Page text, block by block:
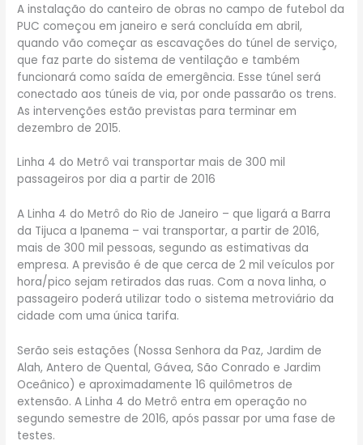
A instalação do canteiro de obras no campo de futebol da
PUC começou em janeiro e será concluída em abril,
quando vão começar as escavações do túnel de serviço,
que faz parte do sistema de ventilação e também
funcionará como saída de emergência. Esse túnel será
conectado aos túneis de via, por onde passarão os trens.
As intervenções estão previstas para terminar em
dezembro de 2015.
Linha 4 do Metrô vai transportar mais de 300 mil
passageiros por dia a partir de 2016
A Linha 4 do Metrô do Rio de Janeiro – que ligará a Barra
da Tijuca a Ipanema – vai transportar, a partir de 2016,
mais de 300 mil pessoas, segundo as estimativas da
empresa. A previsão é de que cerca de 2 mil veículos por
hora/pico sejam retirados das ruas. Com a nova linha, o
passageiro poderá utilizar todo o sistema metroviário da
cidade com uma única tarifa.
Serão seis estações (Nossa Senhora da Paz, Jardim de
Alah, Antero de Quental, Gávea, São Conrado e Jardim
Oceânico) e aproximadamente 16 quilômetros de
extensão. A Linha 4 do Metrô entra em operação no
segundo semestre de 2016, após passar por uma fase de
testes.